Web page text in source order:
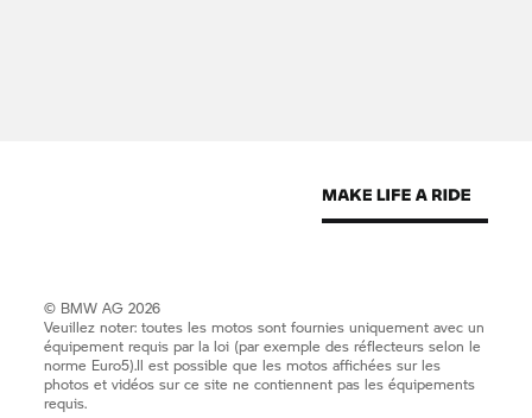
© BMW AG 2026
Veuillez noter: toutes les motos sont fournies uniquement avec un
équipement requis par la loi (par exemple des réflecteurs selon le
norme Euro5).Il est possible que les motos affichées sur les
photos et vidéos sur ce site ne contiennent pas les équipements
requis.